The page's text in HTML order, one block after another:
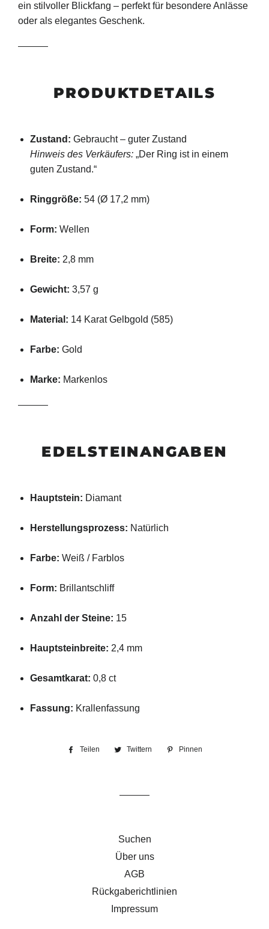
ein stilvoller Blickfang – perfekt für besondere Anlässe
oder als elegantes Geschenk.
PRODUKTDETAILS
Zustand: Gebraucht – guter Zustand
Hinweis des Verkäufers: „Der Ring ist in einem
guten Zustand.“
Ringgröße: 54 (Ø 17,2 mm)
Form: Wellen
Breite: 2,8 mm
Gewicht: 3,57 g
Material: 14 Karat Gelbgold (585)
Farbe: Gold
Marke: Markenlos
EDELSTEINANGABEN
Hauptstein: Diamant
Herstellungsprozess: Natürlich
Farbe: Weiß / Farblos
Form: Brillantschliff
Anzahl der Steine: 15
Hauptsteinbreite: 2,4 mm
Gesamtkarat: 0,8 ct
Fassung: Krallenfassung
Teilen
Auf
Twittern
Auf
Pinnen
Suchen
Über uns
AGB
Rückgaberichtlinien
Impressum